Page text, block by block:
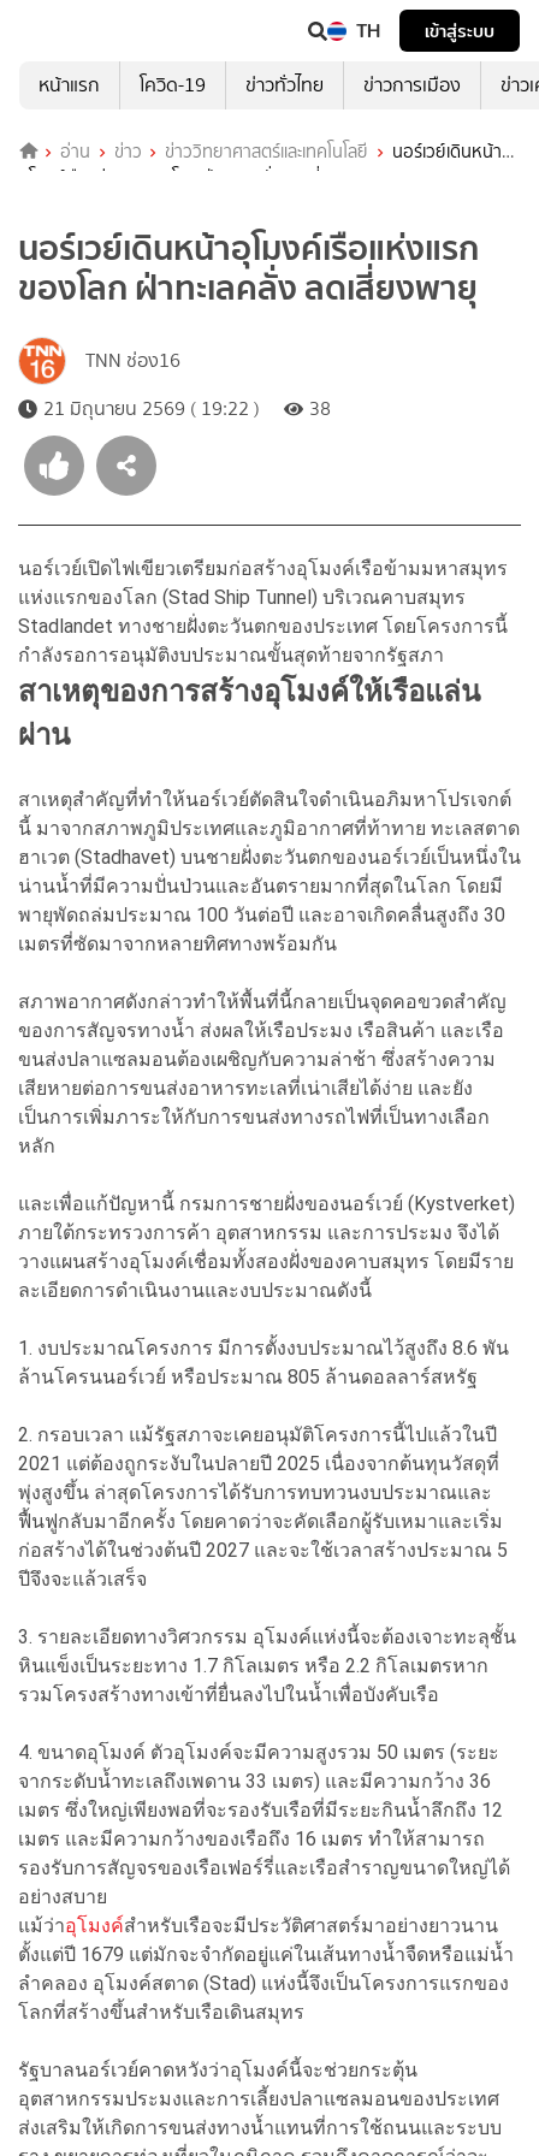
TH
เข้าสู่ระบบ
หน้าแรก
โควิด-19 ข่าวทั่วไทย ข่าวการเมือง ข่าว
อ่าน ข่าว ข่าววิทยาศาสตร์และเทคโนโลยี
นอร์เวย์เดินหน้า
อุโมงค์เรือแห่งแรกของโลก ฝ่าทะเลคลั่ง ลดเสี่ยงพายุ
นอร์เวย์เดินหน้าอุโมงค์เรือแห่งแรก
ของโลก ฝ่าทะเลคลั่ง ลดเสี่ยงพายุ
TNN ช่อง16
21 มิถุนายน 2569 ( 19:22 )
38
นอร์เวย์เปิดไฟเขียวเตรียมก่อสร้างอุโมงค์เรือข้ามมหาสมุทร
แห่งแรกของโลก (Stad Ship Tunnel) บริเวณคาบสมุทร
Stadlandet ทางชายฝั่งตะวันตกของประเทศ โดยโครงการนี้
กำลังรอการอนุมัติงบประมาณขั้นสุดท้ายจากรัฐสภา
สาเหตุของการสร้างอุโมงค์ให้เรือแล่น
ผ่าน
สาเหตุสำคัญที่ทำให้นอร์เวย์ตัดสินใจดำเนินอภิมหาโปรเจกต์
นี้ มาจากสภาพภูมิประเทศและภูมิอากาศที่ท้าทาย ทะเลสตาด
ฮาเวต (Stadhavet) บนชายฝั่งตะวันตกของนอร์เวย์เป็นหนึ่งใน
น่านน้ำที่มีความปั่นป่วนและอันตรายมากที่สุดในโลก โดยมี
พายุพัดถล่มประมาณ 100 วันต่อปี และอาจเกิดคลื่นสูงถึง 30
เมตรที่ซัดมาจากหลายทิศทางพร้อมกัน
สภาพอากาศดังกล่าวทำให้พื้นที่นี้กลายเป็นจุดคอขวดสำคัญ
ของการสัญจรทางน้ำ ส่งผลให้เรือประมง เรือสินค้า และเรือ
ขนส่งปลาแซลมอนต้องเผชิญกับความล่าช้า ซึ่งสร้างความ
เสียหายต่อการขนส่งอาหารทะเลที่เน่าเสียได้ง่าย และยัง
เป็นการเพิ่มภาระให้กับการขนส่งทางรถไฟที่เป็นทางเลือก
หลัก
และเพื่อแก้ปัญหานี้ กรมการชายฝั่งของนอร์เวย์ (Kystverket)
ภายใต้กระทรวงการค้า อุตสาหกรรม และการประมง จึงได้
วางแผนสร้างอุโมงค์เชื่อมทั้งสองฝั่งของคาบสมุทร โดยมีราย
ละเอียดการดำเนินงานและงบประมาณดังนี้
1. งบประมาณโครงการ มีการตั้งงบประมาณไว้สูงถึง 8.6 พัน
ล้านโครนนอร์เวย์ หรือประมาณ 805 ล้านดอลลาร์สหรัฐ
2. กรอบเวลา แม้รัฐสภาจะเคยอนุมัติโครงการนี้ไปแล้วในปี
2021 แต่ต้องถูกระงับในปลายปี 2025 เนื่องจากต้นทุนวัสดุที่
พุ่งสูงขึ้น ล่าสุดโครงการได้รับการทบทวนงบประมาณและ
ฟื้นฟูกลับมาอีกครั้ง โดยคาดว่าจะคัดเลือกผู้รับเหมาและเริ่ม
ก่อสร้างได้ในช่วงต้นปี 2027 และจะใช้เวลาสร้างประมาณ 5
ปีจึงจะแล้วเสร็จ
3. รายละเอียดทางวิศวกรรม อุโมงค์แห่งนี้จะต้องเจาะทะลุชั้น
หินแข็งเป็นระยะทาง 1.7 กิโลเมตร หรือ 2.2 กิโลเมตรหาก
รวมโครงสร้างทางเข้าที่ยื่นลงไปในน้ำเพื่อบังคับเรือ
4. ขนาดอุโมงค์ ตัวอุโมงค์จะมีความสูงรวม 50 เมตร (ระยะ
จากระดับน้ำทะเลถึงเพดาน 33 เมตร) และมีความกว้าง 36
เมตร ซึ่งใหญ่เพียงพอที่จะรองรับเรือที่มีระยะกินน้ำลึกถึง 12
เมตร และมีความกว้างของเรือถึง 16 เมตร ทำให้สามารถ
รองรับการสัญจรของเรือเฟอร์รี่และเรือสำราญขนาดใหญ่ได้
อย่างสบาย
แม้ว่าอุโมงค์สำหรับเรือจะมีประวัติศาสตร์มาอย่างยาวนาน
ตั้งแต่ปี 1679 แต่มักจะจำกัดอยู่แค่ในเส้นทางน้ำจืดหรือแม่น้ำ
ลำคลอง อุโมงค์สตาด (Stad) แห่งนี้จึงเป็นโครงการแรกของ
โลกที่สร้างขึ้นสำหรับเรือเดินสมุทร
รัฐบาลนอร์เวย์คาดหวังว่าอุโมงค์นี้จะช่วยกระตุ้น
อุตสาหกรรมประมงและการเลี้ยงปลาแซลมอนของประเทศ
ส่งเสริมให้เกิดการขนส่งทางน้ำแทนที่การใช้ถนนและระบบ